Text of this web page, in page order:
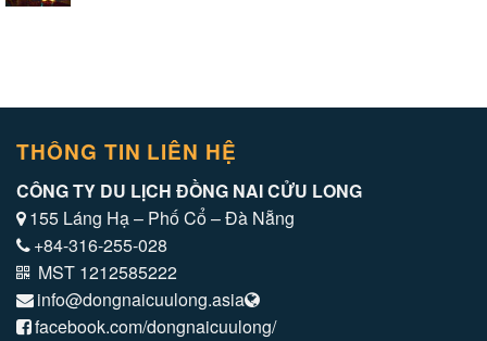
THÔNG TIN LIÊN HỆ
CÔNG TY DU LỊCH ĐỒNG NAI CỬU LONG
155 Láng Hạ – Phố Cổ – Đà Nẵng
+84-316-255-028
MST 1212585222
info@dongnaicuulong.asia
facebook.com/dongnaicuulong/